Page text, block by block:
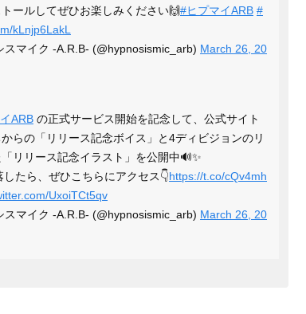
ールしてぜひお楽しみください🙌#ヒプマイARB #
kLnjp6LakL
マイク -A.R.B- (@hypnosismic_arb) March 26, 20
ARB の正式サービス開始を記念して、公式サイト
らの「リリース記念ボイス」と4ディビジョンのリ
リリース記念イラスト」を公開中🔊✨
たら、ぜひこちらにアクセス👇https://t.co/cQv4mh
UxoiTCt5qv
マイク -A.R.B- (@hypnosismic_arb) March 26, 20